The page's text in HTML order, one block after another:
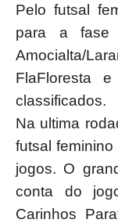
Pelo futsal
para a fase
Amocialta/
FlaFloresta
classificados.
Na ultima
futsal
jogos. O
conta do
Carinhos